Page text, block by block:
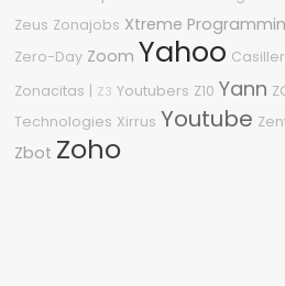
Zeus Zonajobs Xtreme
Zero-Day Zoom Yahoo
Zonacitas | Z3 Youtubers Z10 Yann
Technologies Xirrus Youtube
Zbot Zoho